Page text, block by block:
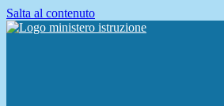
Salta al contenuto